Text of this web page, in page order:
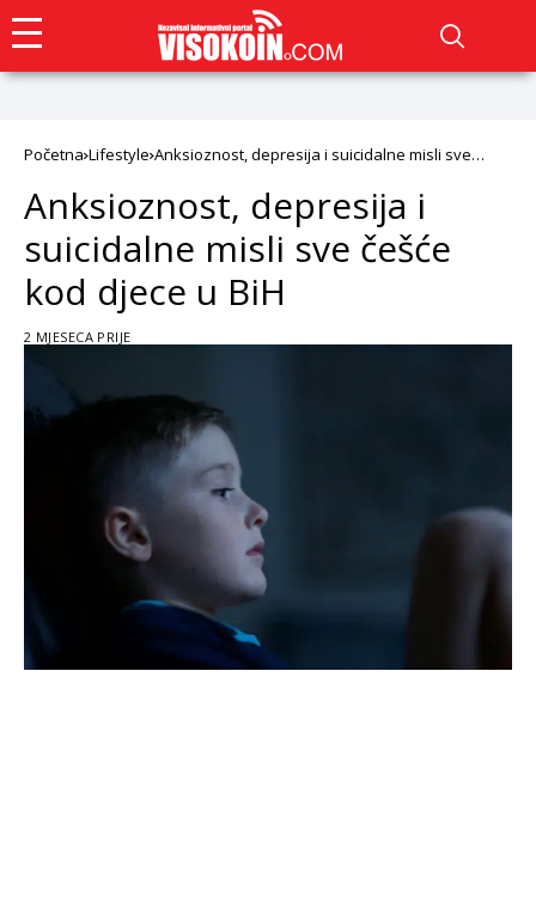
Početna Lifestyle Anksioznost, depresija i suicidalne misli sve
Anksioznost, depresija i
suicidalne misli sve češće
kod djece u BiH
2 MJESECA PRIJE